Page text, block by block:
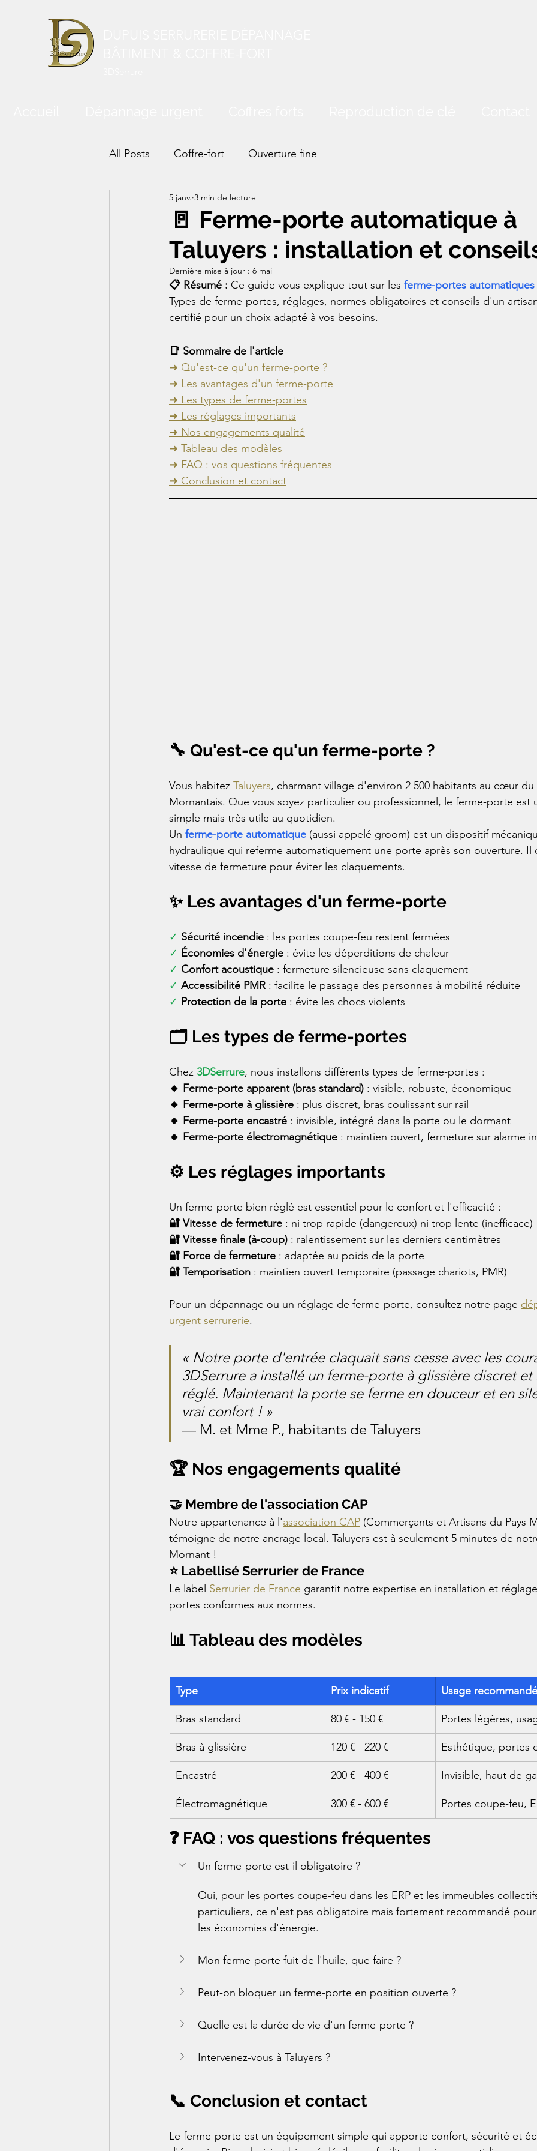
All Posts Coffre-fort Ouverture fine
🚪 Ferme-porte automatique à
Taluyers : installation et
5 janv. 3 min de lecture
Dernière mise à jour : 6 mai
📋 Résumé : Ce guide vous explique tout sur les ferme-portes automatiques
Types de ferme-portes, réglages, normes obligatoires et conseils d'un
certifié pour un choix adapté à vos besoins.
📑 Sommaire de l'article
➜ Qu'est-ce qu'un ferme-porte ?
➜ Les avantages d'un ferme-porte
➜ Les types de ferme-portes
➜ Les réglages importants
➜ Nos engagements qualité
➜ Tableau des modèles
➜ FAQ : vos questions fréquentes
➜ Conclusion et contact
🔧 Qu'est-ce qu'un ferme-porte ?
Vous habitez Taluyers, charmant village d'environ 2 500 habitants au cœur du
Mornantais. Que vous soyez particulier ou professionnel, le ferme-porte est
simple mais très utile au quotidien.
Un ferme-porte automatique (aussi appelé groom) est un dispositif
hydraulique qui referme automatiquement une porte après son ouverture. Il
vitesse de fermeture pour éviter les claquements.
✨ Les avantages d'un ferme-porte
✓ Sécurité incendie : les portes coupe-feu restent fermées
✓ Économies d'énergie : évite les déperditions de chaleur
✓ Confort acoustique : fermeture silencieuse sans claquement
✓ Accessibilité PMR : facilite le passage des personnes à mobilité réduite
✓ Protection de la porte : évite les chocs violents
🗂️ Les types de ferme-portes
Chez 3DSerrure, nous installons différents types de ferme-portes :
🔸 Ferme-porte apparent (bras standard) : visible, robuste, économique
🔸 Ferme-porte à glissière : plus discret, bras coulissant sur rail
🔸 Ferme-porte encastré : invisible, intégré dans la porte ou le dormant
🔸 Ferme-porte électromagnétique : maintien ouvert, fermeture sur alarme
⚙️ Les réglages importants
Un ferme-porte bien réglé est essentiel pour le confort et l'efficacité :
🔐 Vitesse de fermeture : ni trop rapide (dangereux) ni trop lente (inefficace)
🔐 Vitesse finale (à-coup) : ralentissement sur les derniers centimètres
🔐 Force de fermeture : adaptée au poids de la porte
🔐 Temporisation : maintien ouvert temporaire (passage chariots, PMR)
Pour un dépannage ou un réglage de ferme-porte, consultez notre page
urgent serrurerie.
« Notre porte d'entrée claquait sans cesse avec les
3DSerrure a installé un ferme-porte à glissière discret
réglé. Maintenant la porte se ferme en douceur et en
vrai confort ! »
— M. et Mme P., habitants de Taluyers
🏆 Nos engagements qualité
🤝 Membre de l'association CAP
Notre appartenance à l'association CAP (Commerçants et Artisans du Pays
témoigne de notre ancrage local. Taluyers est à seulement 5 minutes de
Mornant !
⭐ Labellisé Serrurier de France
Le label Serrurier de France garantit notre expertise en installation et
portes conformes aux normes.
📊 Tableau des modèles
Type Prix indicatif Usage recommandé
Bras standard 80 € - 150 € Portes légères,
Bras à glissière 120 € - 220 € Esthétique, portes
Encastré 200 € - 400 € Invisible, haut de
Électromagnétique 300 € - 600 € Portes coupe-feu,
❓ FAQ : vos questions fréquentes
Un ferme-porte est-il obligatoire ?
Oui, pour les portes coupe-feu dans les ERP et les immeubles
particuliers, ce n'est pas obligatoire mais fortement recommandé
les économies d'énergie.
Mon ferme-porte fuit de l'huile, que faire ?
Peut-on bloquer un ferme-porte en position ouverte ?
Quelle est la durée de vie d'un ferme-porte ?
Intervenez-vous à Taluyers ?
📞 Conclusion et contact
Le ferme-porte est un équipement simple qui apporte confort, sécurité et